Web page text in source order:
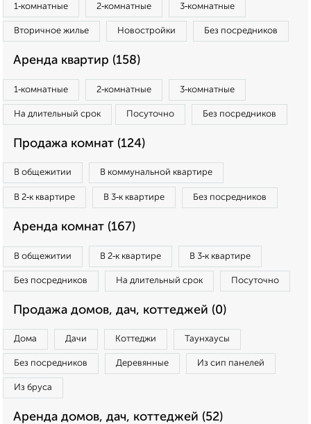
1‑комнатные 2‑комнатные 3‑комнатные
Вторичное жилье Новостройки Без посредников
Аренда квартир (158)
1‑комнатные 2‑комнатные 3‑комнатные
На длительный срок Посуточно Без посредников
Продажа комнат (124)
В общежитии В коммунальной квартире
В 2‑к квартире В 3‑к квартире Без посредников
Аренда комнат (167)
В общежитии В 2‑к квартире В 3‑к квартире
Без посредников На длительный срок Посуточно
Продажа домов, дач, коттеджей (0)
Дома Дачи Коттеджи Таунхаусы
Без посредников Деревянные Из сип панелей
Из бруса
Аренда домов, дач, коттеджей (52)